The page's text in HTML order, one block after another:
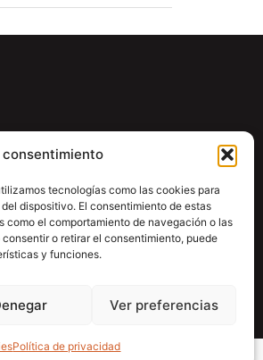
tecnologías como las cookies para
dispositivo. El consentimiento de estas
como el comportamiento de navegación o las
o retirar el consentimiento, puede
y funciones.
Ver preferencias
Política de privacidad